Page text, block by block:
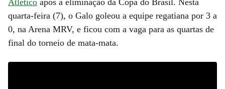
quarta-feira (7), o Galo goleou a equipe regatiana por 3 a
0, na Arena MRV, e ficou com a vaga para as quartas de
final do torneio de mata-mata.